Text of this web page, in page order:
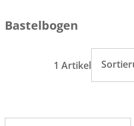
Bastelbogen
1 Artikel